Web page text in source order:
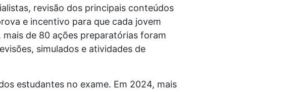
revisão dos principais conteúdos
e incentivo para que cada jovem
de 80 ações preparatórias foram
simulados e atividades de
estudantes no exame. Em 2024, mais